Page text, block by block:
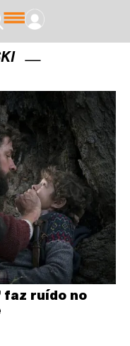
faz ruído no